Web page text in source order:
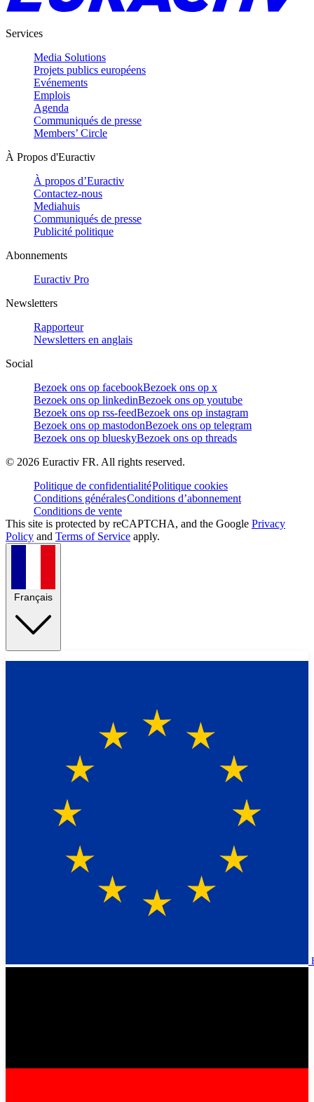
Services
Media Solutions
Projets publics européens
Evénements
Emplois
Agenda
Communiqués de presse
Members’ Circle
À Propos d'Euractiv
À propos d’Euractiv
Contactez-nous
Mediahuis
Communiqués de presse
Publicité politique
Abonnements
Euractiv Pro
Newsletters
Rapporteur
Newsletters en anglais
Social
Bezoek ons op facebookBezoek ons op x
Bezoek ons op linkedinBezoek ons op youtube
Bezoek ons op rss-feedBezoek ons op instagram
Bezoek ons op mastodonBezoek ons op telegram
Bezoek ons op blueskyBezoek ons op threads
© 2026 Euractiv FR. All rights reserved.
Politique de confidentialitéPolitique cookies
Conditions généralesConditions d’abonnement
Conditions de vente
This site is protected by reCAPTCHA, and the Google Privacy
Policy and Terms of Service apply.
Français